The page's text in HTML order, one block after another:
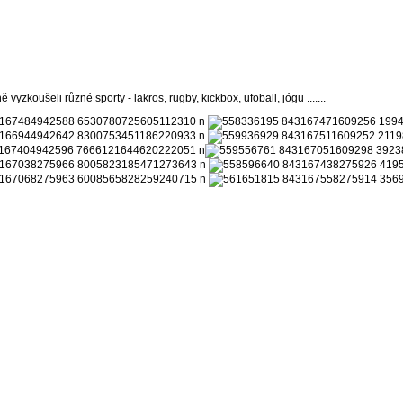
různé sporty - lakros, rugby, kickbox, ufoball, jógu .......